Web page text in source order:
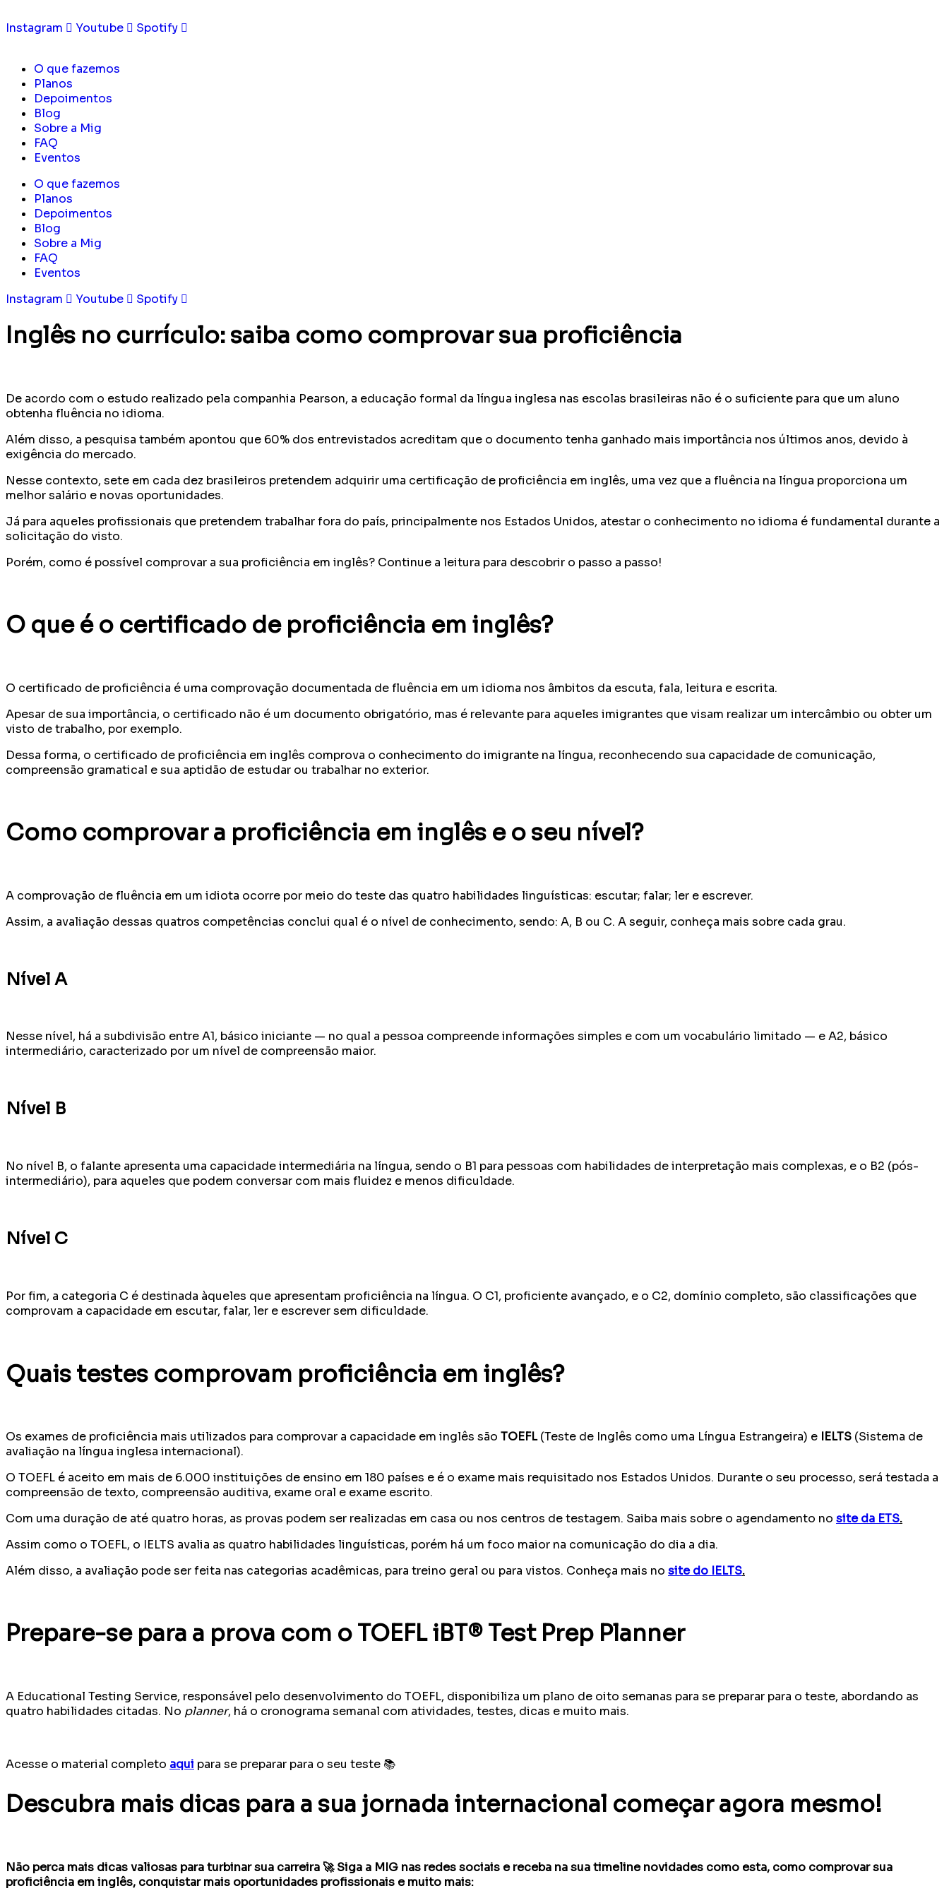
Instagram Youtube Spotify
O que fazemos
Planos
Depoimentos
Blog
Sobre a Mig
FAQ
Eventos
O que fazemos
Planos
Depoimentos
Blog
Sobre a Mig
FAQ
Eventos
Instagram
Youtube Spotify
Inglês no currículo: saiba como comprovar sua proficiência
De acordo com o estudo realizado pela companhia Pearson, a educação formal da língua inglesa nas escolas brasileiras não é o suficiente para que um aluno
obtenha fluência no idioma.
Além disso, a pesquisa também apontou que 60% dos entrevistados acreditam que o documento tenha ganhado mais importância nos últimos anos, devido à
exigência do mercado.
Nesse contexto, sete em cada dez brasileiros pretendem adquirir uma certificação de proficiência em inglês, uma vez que a fluência na língua proporciona um
melhor salário e novas oportunidades.
Já para aqueles profissionais que pretendem trabalhar fora do país, principalmente nos Estados Unidos, atestar o conhecimento no idioma é fundamental durante a
solicitação do visto.
Porém, como é possível comprovar a sua proficiência em inglês? Continue a leitura para descobrir o passo a passo!
O que é o certificado de proficiência em inglês?
O certificado de proficiência é uma comprovação documentada de fluência em um idioma nos âmbitos da escuta, fala, leitura e escrita.
Apesar de sua importância, o certificado não é um documento obrigatório, mas é relevante para aqueles imigrantes que visam realizar um intercâmbio ou obter um
visto de trabalho, por exemplo.
Dessa forma, o certificado de proficiência em inglês comprova o conhecimento do imigrante na língua, reconhecendo sua capacidade de comunicação,
compreensão gramatical e sua aptidão de estudar ou trabalhar no exterior.
Como comprovar a proficiência em inglês e o seu nível?
A comprovação de fluência em um idiota ocorre por meio do teste das quatro habilidades linguísticas: escutar; falar; ler e escrever.
Assim, a avaliação dessas quatros competências conclui qual é o nível de conhecimento, sendo: A, B ou C. A seguir, conheça mais sobre cada grau.
Nível A
Nesse nível, há a subdivisão entre A1, básico iniciante — no qual a pessoa compreende informações simples e com um vocabulário limitado — e A2, básico
intermediário, caracterizado por um nível de compreensão maior.
Nível B
No nível B, o falante apresenta uma capacidade intermediária na língua, sendo o B1 para pessoas com habilidades de interpretação mais complexas, e o B2 (pós-
intermediário), para aqueles que podem conversar com mais fluidez e menos dificuldade.
Nível C
Por fim, a categoria C é destinada àqueles que apresentam proficiência na língua. O C1, proficiente avançado, e o C2, domínio completo, são classificações que
comprovam a capacidade em escutar, falar, ler e escrever sem dificuldade.
Quais testes comprovam proficiência em inglês?
Os exames de proficiência mais utilizados para comprovar a capacidade em inglês são TOEFL(Teste de Inglês como uma Língua Estrangeira) e IELTS (Sistema de
avaliação na língua inglesa internacional).
O TOEFL é aceito em mais de 6.000 instituições de ensino em 180 países e é o exame mais requisitado nos Estados Unidos. Durante o seu processo, será testada a
compreensão de texto, compreensão auditiva, exame oral e exame escrito.
Com uma duração de até quatro horas, as provas podem ser realizadas em casa ou nos centros de testagem. Saiba mais sobre o agendamento no site da ETS.
Assim como o TOEFL, o IELTS avalia as quatro habilidades linguísticas, porém há um foco maior na comunicação do dia a dia.
Além disso, a avaliação pode ser feita nas categorias acadêmicas, para treino geral ou para vistos. Conheça mais no site do IELTS.
Prepare-se para a prova com o TOEFL iBT® Test Prep Planner
A Educational Testing Service, responsável pelo desenvolvimento do TOEFL, disponibiliza um plano de oito semanas para se preparar para o teste, abordando as
quatro habilidades citadas. No planner, há o cronograma semanal com atividades, testes, dicas e muito mais.
Acesse o material completo aqui para se preparar para o seu teste 📚
Descubra mais dicas para a sua jornada internacional começar agora mesmo!
Não perca mais dicas valiosas para turbinar sua carreira 🚀 Siga a MIG nas redes sociais e receba na sua timeline novidades como esta, como comprovar sua
proficiência em inglês, conquistar mais oportunidades profissionais e muito mais: